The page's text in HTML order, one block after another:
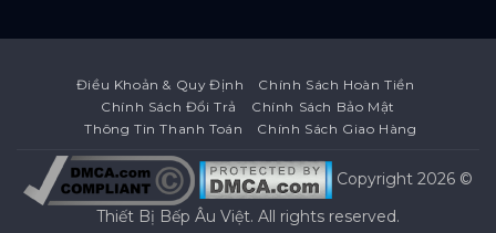
Điều Khoản & Quy Định
Chính Sách Hoàn Tiền
Chính Sách Đổi Trả
Chính Sách Bảo Mật
Thông Tin Thanh Toán
Chính Sách Giao Hàng
Copyright 2026 ©
Thiết Bị Bếp Âu Việt. All rights reserved.